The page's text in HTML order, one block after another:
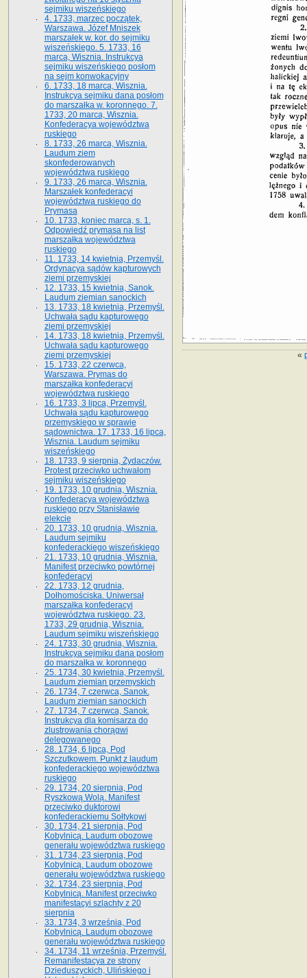
«
sejmiku wiszeńskiego
4. 1733, marzec początek,
Warszawa. Józef Mniszek
marszałek w. kor. do sejmiku
wiszeńskiego. 5. 1733, 16
marca, Wisznia. Instrukcya
sejmiku wiszeńskiego posłom
na sejm konwokacyjny
6. 1733, 18 marca, Wisznia.
Instrukcya sejmiku dana posłom
do marszałka w. koronnego. 7.
1733, 20 marca, Wisznia.
Konfederacya województwa
ruskiego
8. 1733, 26 marca, Wisznia.
Laudum ziem
skonfederowanych
województwa ruskiego
9. 1733, 26 marca, Wisznia.
Marszałek konfederacyi
województwa ruskiego do
Prymasa
10. 1733, koniec marca, s. 1.
Odpowiedź prymasa na list
marszałka województwa
ruskiego
11. 1733, 14 kwietnia, Przemyśl.
Ordynacya sądów kapturowych
ziemi przemyskiej
12. 1733, 15 kwietnia, Sanok.
Laudum ziemian sanockich
13. 1733, 18 kwietnia, Przemyśl.
Uchwała sądu kapturowego
ziemi przemyskiej
14. 1733, 18 kwietnia, Przemyśl.
Uchwała sądu kapturowego
ziemi przemyskiej
15. 1733, 22 czerwca,
Warszawa. Prymas do
marszałka konfederacyi
województwa ruskiego
16. 1733, 3 lipca, Przemyśl.
Uchwała sądu kapturowego
przemyskiego w sprawie
sądownictwa. 17. 1733, 16 lipca,
Wisznia. Laudum sejmiku
wiszeńskiego
18. 1733, 9 sierpnia, Żydaczów.
Protest przeciwko uchwałom
sejmiku wiszeńskiego
19. 1733, 10 grudnia, Wisznia.
Konfederacya województwa
ruskiego przy Stanisławie
elekcie
20. 1733, 10 grudnia, Wisznia.
Laudum sejmiku
konfederackiego wiszeńskiego
21. 1733, 10 grudnia, Wisznia.
Manifest przeciwko powtórnej
konfederacyi
22. 1733, 12 grudnia,
Dołhomościska. Uniwersał
marszałka konfederacyi
województwa ruskiego. 23.
1733, 29 grudnia, Wisznia.
Laudum sejmiku wiszeńskiego
24. 1733, 30 grudnia, Wisznia.
Instrukcya sejmiku dana posłom
do marszałka w. koronnego
25. 1734, 30 kwietnia, Przemyśl.
Laudum ziemian przemyskich
26. 1734, 7 czerwca, Sanok.
Laudum ziemian sanockich
27. 1734, 7 czerwca, Sanok.
Instrukcya dla komisarza do
zlustrowania chorągwi
delegowanego
28. 1734, 6 lipca, Pod
Szczutkowem. Punkt z laudum
konfederackiego województwa
ruskiego
29. 1734, 20 sierpnia, Pod
Ryszkową Wolą. Manifest
przeciwko duktorowi
konfederackiemu Sołtykowi
30. 1734, 21 sierpnia, Pod
Kobylnicą. Laudum obozowe
generału województwa ruskiego
31. 1734, 23 sierpnia, Pod
Kobylnicą. Laudum obozowe
generału województwa ruskiego
32. 1734, 23 sierpnia, Pod
Kobylnicą. Manifest przeciwko
manifestacyi szlachty z 20
sierpnia
33. 1734, 3 września, Pod
Kobylnicą. Laudum obozowe
generału województwa ruskiego
34. 1734, 11 września, Przemyśl.
Remanifestacya ze strony
Dzieduszyckich, Ulińskiego i